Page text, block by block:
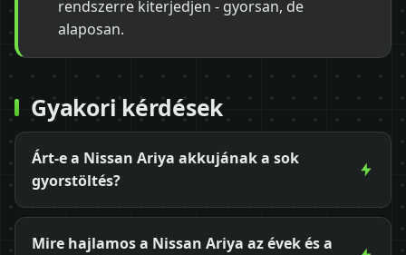
rendszerre kiterjedjen - gyorsan, de
alaposan.
Gyakori kérdések
Árt-e a Nissan Ariya akkujának a sok
gyorstöltés?
Mire hajlamos a Nissan Ariya az évek és a